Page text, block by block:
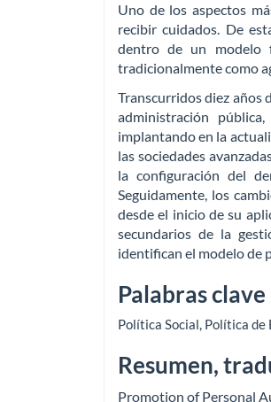
Uno de los aspectos
recibir cuidados. De
dentro de un modelo
tradicionalmente como
Transcurridos diez años
administración
implantando en la
las sociedades
la configuración del
Seguidamente, los
desde el inicio de su
secundarios de la
identifican el modelo de
Palabras clave
Política Social, Política de
Resumen,
Promotion of Personal